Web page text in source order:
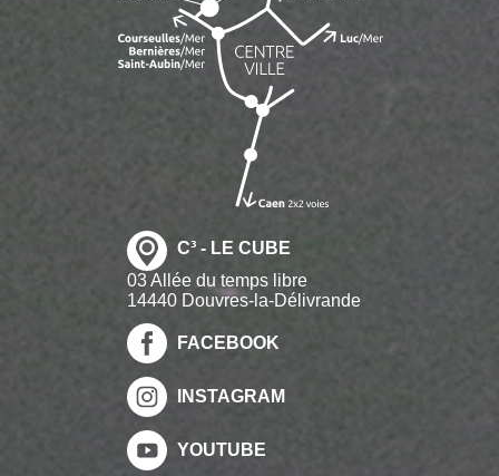
C³ - LE CUBE
03 Allée du temps libre
14440 Douvres-la-Délivrande
FACEBOOK
INSTAGRAM
YOUTUBE